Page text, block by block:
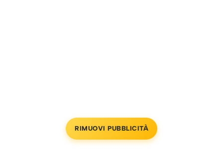
RIMUOVI PUBBLICITÀ